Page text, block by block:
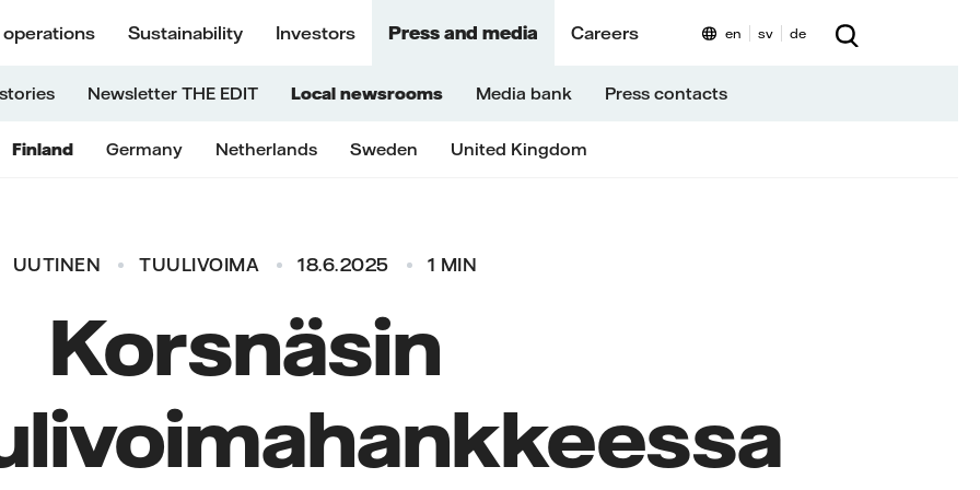
operations Sustainability Investors Press and media Careers
Newsletter THE EDIT Local newsrooms Media bank Press contacts
Finland Germany Netherlands Sweden United Kingdom
en sv de
UUTINEN TUULIVOIMA 18.6.2025 1 MIN
Korsnäsin